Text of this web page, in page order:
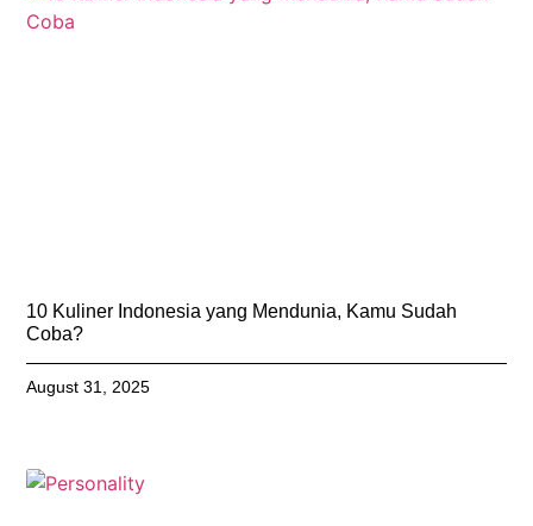
10 Kuliner Indonesia yang Mendunia, Kamu Sudah
Coba?
August 31, 2025